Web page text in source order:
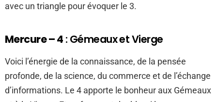
avec un triangle pour évoquer le 3.
Mercure – 4 : Gémeaux et Vierge
Voici l’énergie de la connaissance, de la pensée
profonde, de la science, du commerce et de l’échange
d’informations. Le 4 apporte le bonheur aux Gémeaux